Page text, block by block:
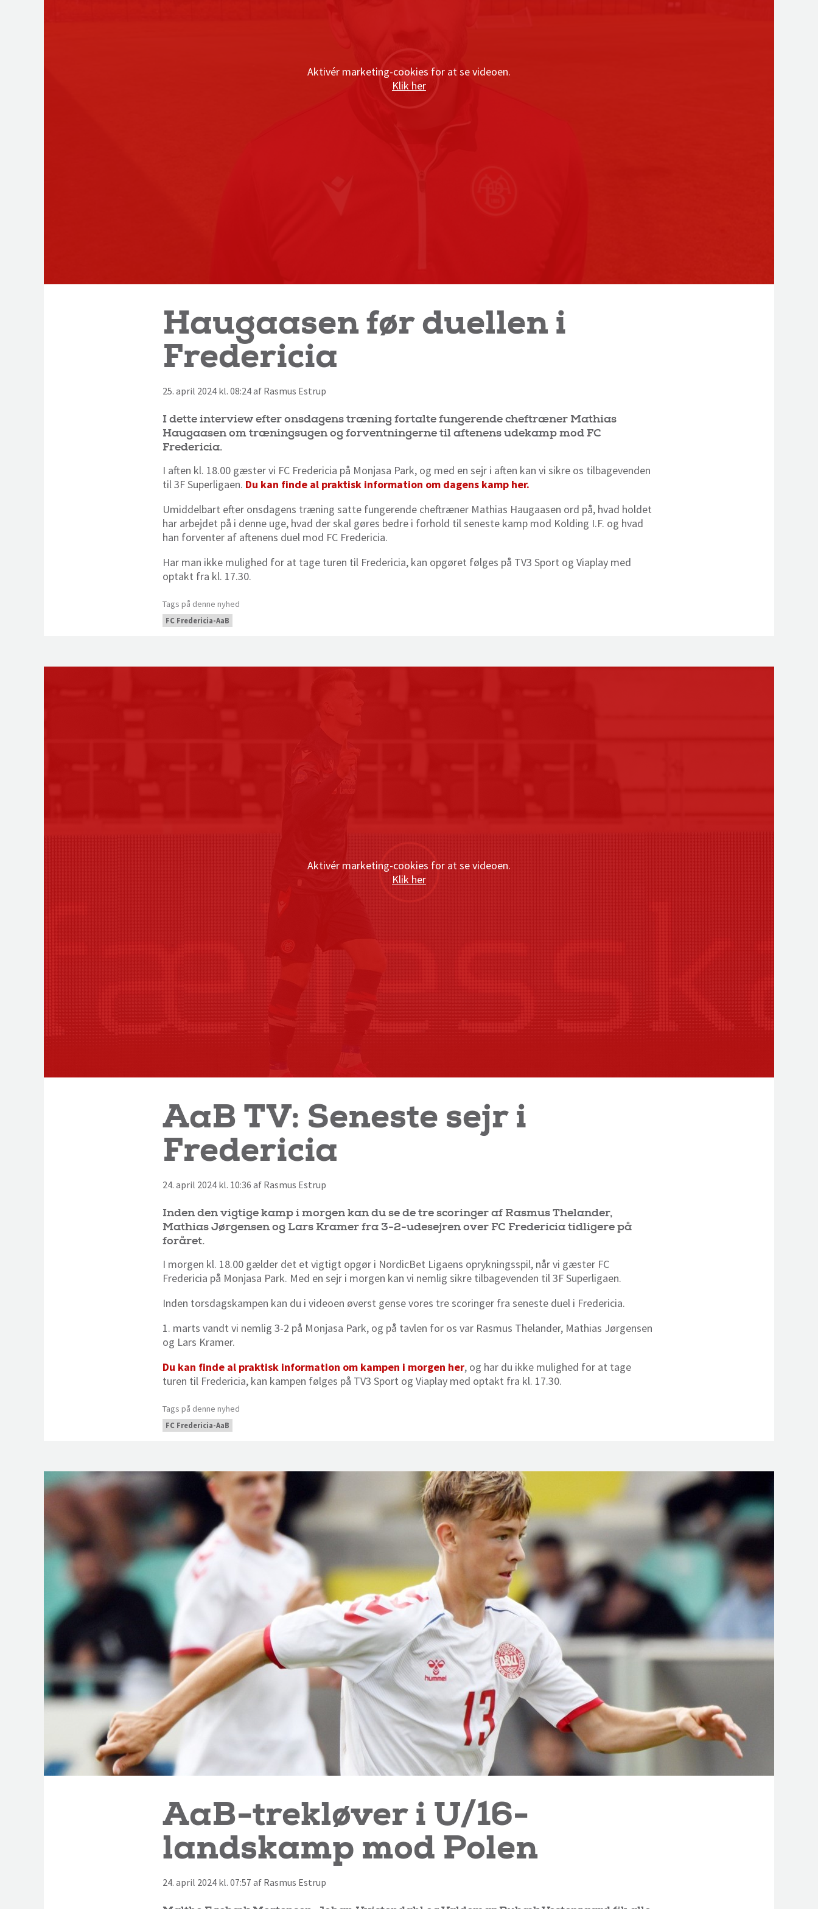
Aktivér marketing-cookies for at se videoen.
Klik her
Haugaasen før duellen i
Fredericia
25. april 2024 kl. 08:24 af Rasmus Estrup
I dette interview efter onsdagens træning fortalte fungerende cheftræner Mathias
Haugaasen om træningsugen og forventningerne til aftenens udekamp mod FC
Fredericia.
I aften kl. 18.00 gæster vi FC Fredericia på Monjasa Park, og med en sejr i aften kan vi sikre os tilbagevenden
til 3F Superligaen. Du kan finde al praktisk information om dagens kamp her.
Umiddelbart efter onsdagens træning satte fungerende cheftræner Mathias Haugaasen ord på, hvad holdet
har arbejdet på i denne uge, hvad der skal gøres bedre i forhold til seneste kamp mod Kolding I.F. og hvad
han forventer af aftenens duel mod FC Fredericia.
Har man ikke mulighed for at tage turen til Fredericia, kan opgøret følges på TV3 Sport og Viaplay med
optakt fra kl. 17.30.
Tags på denne nyhed
FC Fredericia-AaB
Aktivér marketing-cookies for at se videoen.
Klik her
AaB TV: Seneste sejr i
Fredericia
24. april 2024 kl. 10:36 af Rasmus Estrup
Inden den vigtige kamp i morgen kan du se de tre scoringer af Rasmus Thelander,
Mathias Jørgensen og Lars Kramer fra 3-2-udesejren over FC Fredericia tidligere på
foråret.
I morgen kl. 18.00 gælder det et vigtigt opgør i NordicBet Ligaens oprykningsspil, når vi gæster FC
Fredericia på Monjasa Park. Med en sejr i morgen kan vi nemlig sikre tilbagevenden til 3F Superligaen.
Inden torsdagskampen kan du i videoen øverst gense vores tre scoringer fra seneste duel i Fredericia.
1. marts vandt vi nemlig 3-2 på Monjasa Park, og på tavlen for os var Rasmus Thelander, Mathias Jørgensen
og Lars Kramer.
Du kan finde al praktisk information om kampen i morgen her, og har du ikke mulighed for at tage
turen til Fredericia, kan kampen følges på TV3 Sport og Viaplay med optakt fra kl. 17.30.
Tags på denne nyhed
FC Fredericia-AaB
AaB-trekløver i U/16-
landskamp mod Polen
24. april 2024 kl. 07:57 af Rasmus Estrup